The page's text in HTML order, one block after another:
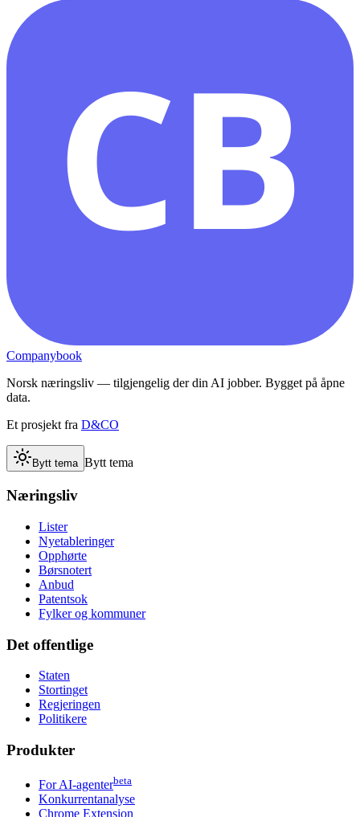
CB
Companybook
Norsk næringsliv — tilgjengelig der din AI jobber. Bygget på åpne
data.
Et prosjekt fra D&CO
Bytt tema Bytt tema
Næringsliv
Lister
Nyetableringer
Opphørte
Børsnotert
Anbud
Patentsok
Fylker og kommuner
Det offentlige
Staten
Stortinget
Regjeringen
Politikere
Produkter
For AI-agenterbeta
Konkurrentanalyse
Chrome Extension